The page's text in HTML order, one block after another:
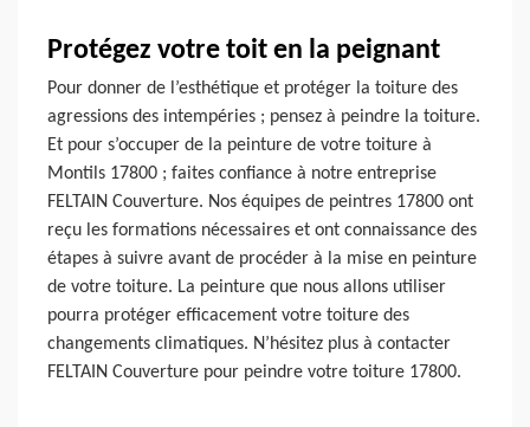
Protégez votre toit en la peignant
Pour donner de l’esthétique et protéger la toiture des
agressions des intempéries ; pensez à peindre la toiture.
Et pour s’occuper de la peinture de votre toiture à
Montils 17800 ; faites confiance à notre entreprise
FELTAIN Couverture. Nos équipes de peintres 17800 ont
reçu les formations nécessaires et ont connaissance des
étapes à suivre avant de procéder à la mise en peinture
de votre toiture. La peinture que nous allons utiliser
pourra protéger efficacement votre toiture des
changements climatiques. N’hésitez plus à contacter
FELTAIN Couverture pour peindre votre toiture 17800.